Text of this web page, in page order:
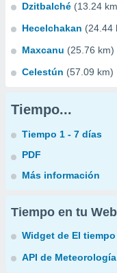
Dzitbalché (13.24
Hecelchakan (24.44
Maxcanu (25.76 km)
Celestún (57.09 km)
Tiempo...
Tiempo 1 - 7 días
PDF
Más información
Tiempo en tu Web
Widget de El tiempo
API de Meteorología